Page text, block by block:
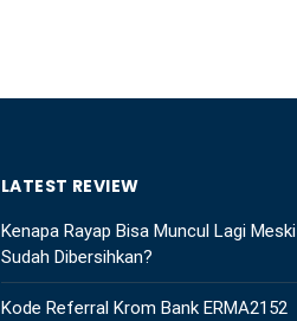
LATEST REVIEW
Kenapa Rayap Bisa Muncul Lagi Meski
Sudah Dibersihkan?
Kode Referral Krom Bank ERMA2152